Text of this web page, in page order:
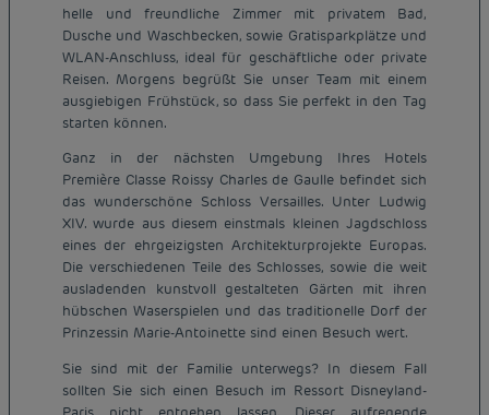
helle und freundliche Zimmer mit privatem Bad,
Dusche und Waschbecken, sowie Gratisparkplätze und
WLAN-Anschluss, ideal für geschäftliche oder private
Reisen. Morgens begrüßt Sie unser Team mit einem
ausgiebigen Frühstück, so dass Sie perfekt in den Tag
starten können.
Ganz in der nächsten Umgebung Ihres Hotels
Première Classe Roissy Charles de Gaulle befindet sich
das wunderschöne Schloss Versailles. Unter Ludwig
XIV. wurde aus diesem einstmals kleinen Jagdschloss
eines der ehrgeizigsten Architekturprojekte Europas.
Die verschiedenen Teile des Schlosses, sowie die weit
ausladenden kunstvoll gestalteten Gärten mit ihren
hübschen Waserspielen und das traditionelle Dorf der
Prinzessin Marie-Antoinette sind einen Besuch wert.
Sie sind mit der Familie unterwegs? In diesem Fall
sollten Sie sich einen Besuch im Ressort Disneyland-